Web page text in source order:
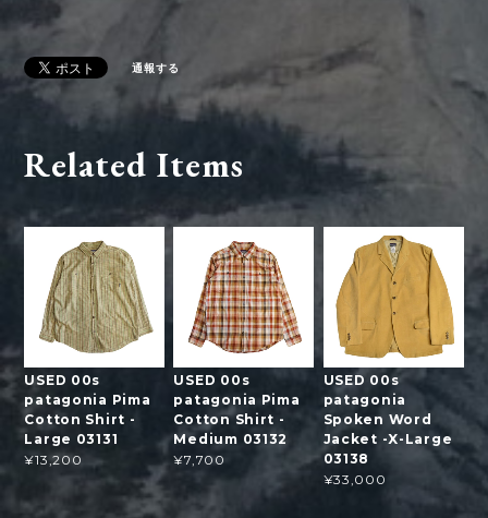
通報する
Related Items
USED 00s
patagonia Pima
Cotton Shirt -
Large 03131
¥13,200
USED 00s
patagonia Pima
Cotton Shirt -
Medium 03132
¥7,700
USED 00s
patagonia
Spoken Word
Jacket -X-Large
03138
¥33,000